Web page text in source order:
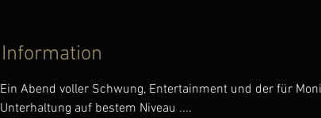
Information
Ein Abend voller Schwung, Entertainment und der für
Unterhaltung auf bestem Niveau ....